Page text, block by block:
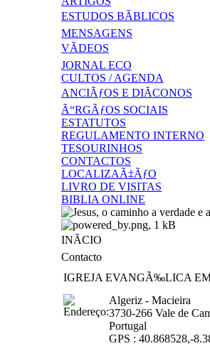
ESTUDOS BÃBLICOS
MENSAGENS
VÃDEOS
JORNAL ECO
CULTOS / AGENDA
ANCIÃƒOS E DIÃCONOS
Ã“RGÃƒOS SOCIAIS
ESTATUTOS
REGULAMENTO INTERNO
TESOURINHOS
CONTACTOS
LOCALIZAÃ‡ÃƒO
LIVRO DE VISITAS
BIBLIA ONLINE
INÃCIO
Contacto
IGREJA EVANGÃ‰LICA
Algeriz - Macieira
3730-266 Vale de
Portugal
GPS : 40.868528,-